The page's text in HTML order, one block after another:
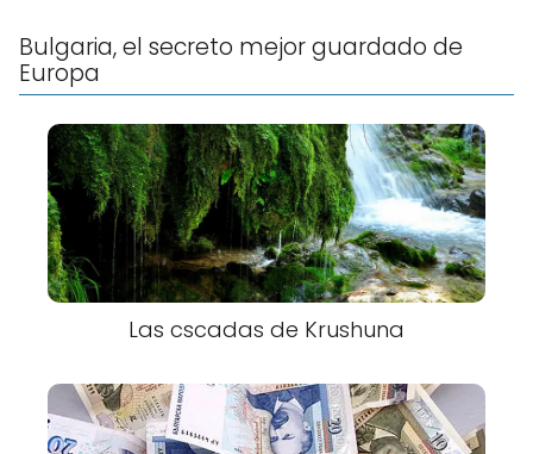
Bulgaria, el secreto mejor guardado de
Europa
Las cscadas de Krushuna